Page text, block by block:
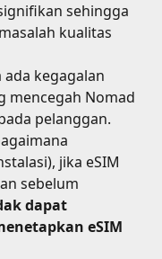
sehingga
kualitas
kegagalan
mencegah Nomad
pelanggan.
jika eSIM
sebelum
dapat
eSIM